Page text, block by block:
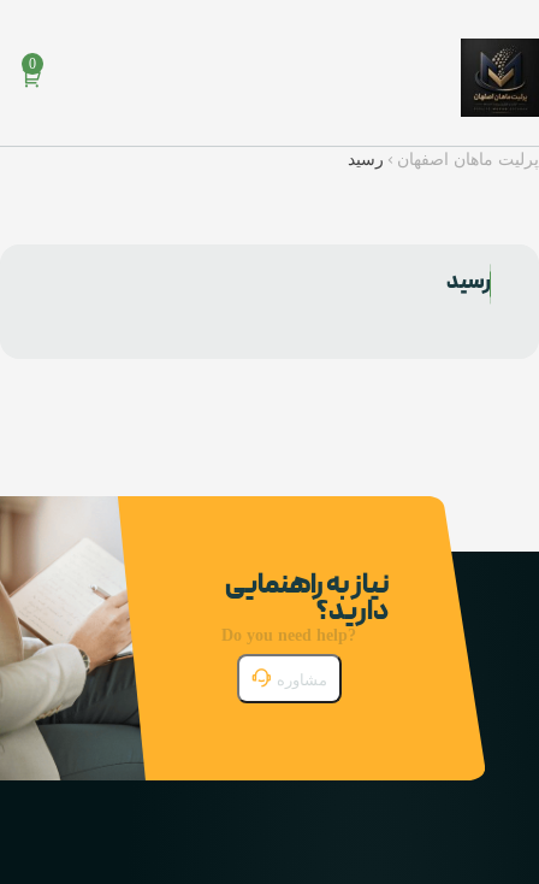
0
پرلیت ماهان اصفهان رسید
رسید
نیاز به راهنمایی
دارید؟
Do you need help?
مشاوره